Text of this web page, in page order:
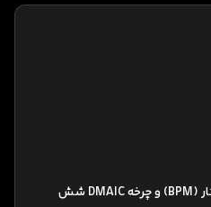
ادغام مدیریت فرایندهای کسب‌وکار (‌BPM) و چرخه DMAIC شش